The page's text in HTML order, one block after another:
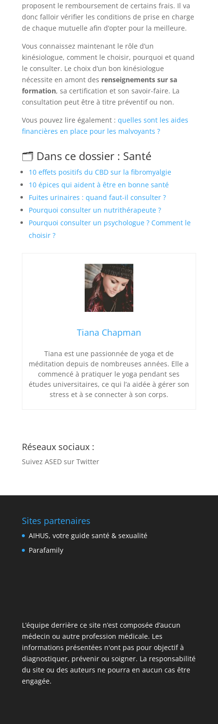
proposent le remboursement de certains frais. Il va
donc falloir vérifier les conditions de prise en charge
de chaque mutuelle afin d’opter pour la meilleure.
Vous connaissez maintenant le rôle d’un
kinésiologue, comment le choisir, pourquoi et quand
le consulter. Le choix d’un bon kinésiologue
nécessite en amont des renseignements sur sa
formation, sa certification et son savoir-faire. La
consultation peut être à titre préventif ou non.
Vous pouvez lire également : quelles sont les aides
financières en place pour les malvoyants ?
🗂️ Dans ce dossier : Santé
10 effets positifs du CBD sur la fibromyalgie
10 épices qui aident à être en bonne santé
Fuites urinaires : quand faut-il consulter ?
Pourquoi consulter un nutrithérapeute ?
Pourquoi consulter un psychologue ? Comment le
choisir ?
Tiana Chapman
Tiana est une passionnée de yoga et de
méditation depuis de nombreuses années. Elle a
commencé à pratiquer le yoga pendant ses
études universitaires, ce qui l’a aidée à gérer son
stress et à se connecter à son corps.
Réseaux sociaux :
Suivez ASED sur Twitter
Sites partenaires
AIHUS, votre guide santé & sexualité
Parafamily
L’équipe derrière ce site n’est composée d’aucun
médecin ou autre profession médicale. Les
informations présentées n'ont pas pour objectif à
diagnostiquer, prévenir ou soigner. La responsabilité
du site ou des auteurs ne pourra en aucun cas être
engagée.